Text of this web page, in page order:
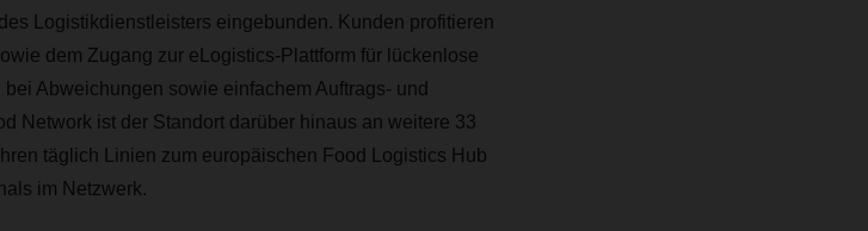
Logistikdienstleisters eingebunden. Kunden profitieren
dem Zugang zur eLogistics-Plattform für lückenlose
Abweichungen sowie einfachem Auftrags- und
Network ist der Standort darüber hinaus an weitere 33
täglich Linien zum europäischen Food Logistics Hub
im Netzwerk.